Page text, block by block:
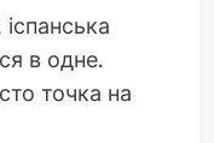
в одне.
точка на